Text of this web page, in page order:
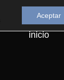
inicio
Aceptar